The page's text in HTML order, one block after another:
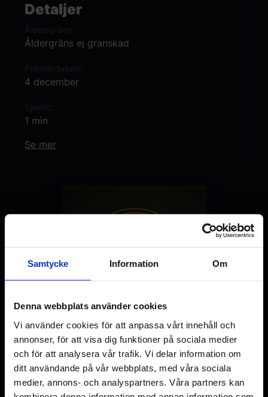
Samtycke Information Om
Denna webbplats använder cookies
Vi använder cookies för att anpassa vårt innehåll och
annonser, för att visa dig funktioner på sociala medier
och för att analysera vår trafik. Vi delar information om
ditt användande på vår webbplats, med våra sociala
medier, annons- och analyspartners. Våra partners kan
Detaljer
Åldergräns ej granskad
4 december
1 min
Original language
Se mer